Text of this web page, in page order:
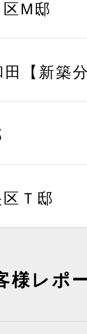
M邸
田【新築
Ｔ邸
様レポ